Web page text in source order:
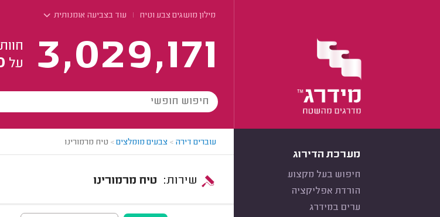
מילון מושגים צבע וטיח עוד בצביעה אומנותית
3,029,171
על
מערכת הדירוג
חיפוש בעל מקצוע
הורדת אפליקציה
ערים במידרג
עוברים דירה > צבעים מומלצים> טיח מרמורינו
טיח מרמורינו